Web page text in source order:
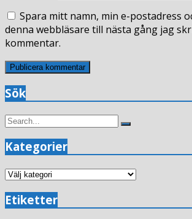
Spara mitt namn, min e-postadress
denna webbläsare till nästa gång jag
kommentar.
Sök
Search
Search
Kategorier
Kategorier
Etiketter